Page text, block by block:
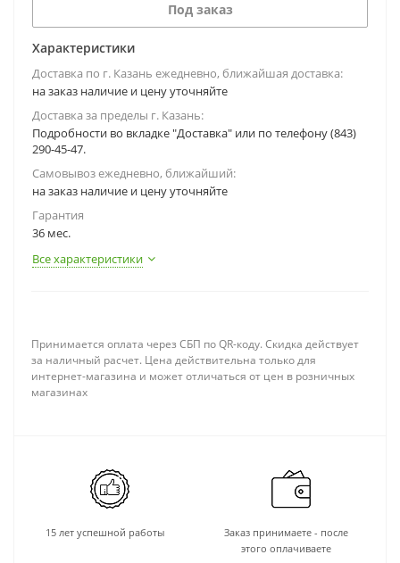
Под заказ
Характеристики
Доставка по г. Казань ежедневно, ближайшая доставка:
на заказ наличие и цену уточняйте
Доставка за пределы г. Казань:
Подробности во вкладке "Доставка" или по телефону (843)
290-45-47.
Самовывоз ежедневно, ближайший:
на заказ наличие и цену уточняйте
Гарантия
36 мес.
Все характеристики
Принимается оплата через СБП по QR-коду. Скидка действует
за наличный расчет. Цена действительна только для
интернет-магазина и может отличаться от цен в розничных
магазинах
15 лет успешной работы
Заказ принимаете - после
этого оплачиваете